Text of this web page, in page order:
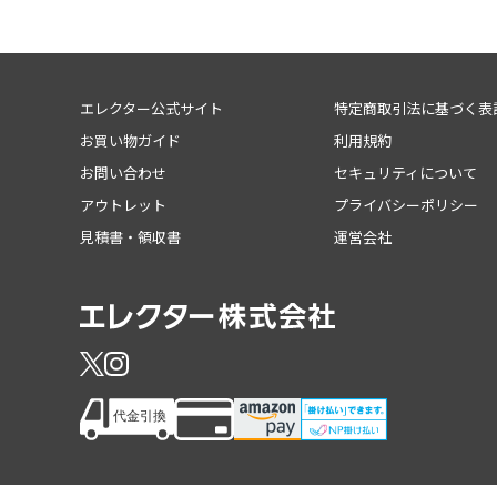
エレクター公式サイト
お買い物ガイド
お問い合わせ
アウトレット
見積書・領収書
特定商取引法に基づく表
利用規約
セキュリティについて
プライバシーポリシー
運営会社